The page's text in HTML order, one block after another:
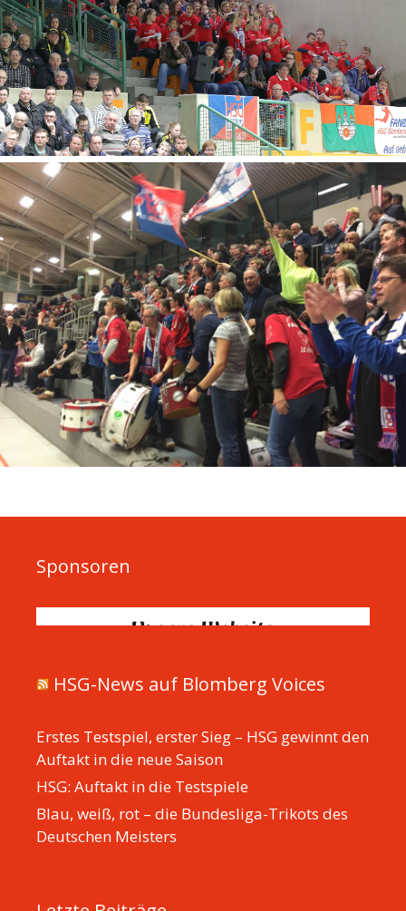
Sponsoren
HSG-News auf Blomberg Voices
Erstes Testspiel, erster Sieg – HSG gewinnt den
Auftakt in die neue Saison
HSG: Auftakt in die Testspiele
Blau, weiß, rot – die Bundesliga-Trikots des
Deutschen Meisters